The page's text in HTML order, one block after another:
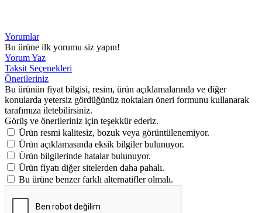
Yorumlar
Bu ürüne ilk yorumu siz yapın!
Yorum Yaz
Taksit Seçenekleri
Önerileriniz
Bu ürünün fiyat bilgisi, resim, ürün açıklamalarında ve diğer
konularda yetersiz gördüğünüz noktaları öneri formunu kullanarak
tarafımıza iletebilirsiniz.
Görüş ve önerileriniz için teşekkür ederiz.
Ürün resmi kalitesiz, bozuk veya görüntülenemiyor.
Ürün açıklamasında eksik bilgiler bulunuyor.
Ürün bilgilerinde hatalar bulunuyor.
Ürün fiyatı diğer sitelerden daha pahalı.
Bu ürüne benzer farklı alternatifler olmalı.